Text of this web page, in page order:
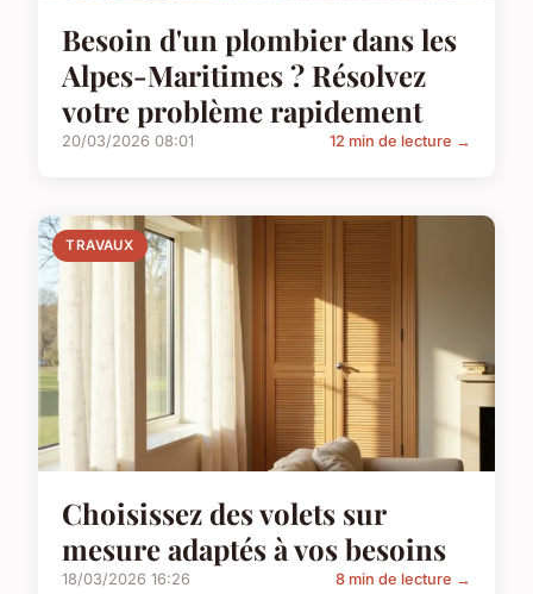
Besoin d'un plombier dans les
Alpes-Maritimes ? Résolvez
votre problème rapidement
20/03/2026 08:01 12 min de lecture →
TRAVAUX
Choisissez des volets sur
mesure adaptés à vos besoins
18/03/2026 16:26 8 min de lecture →